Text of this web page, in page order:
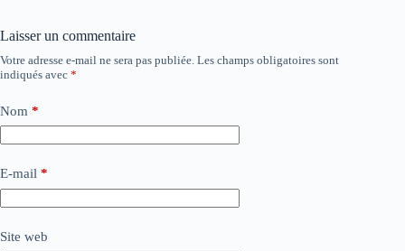
Laisser un commentaire
Votre adresse e-mail ne sera pas publiée. Les champs obligatoires sont
indiqués avec *
Nom *
E-mail *
Site web